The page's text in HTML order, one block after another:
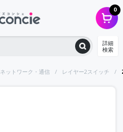
0
詳細
検索
ネットワーク・通信 レイヤー2スイッチ